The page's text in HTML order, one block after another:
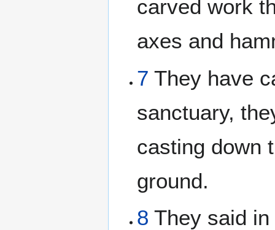
carved work
axes and
7 They have
sanctuary,
casting down
ground.
8 They said